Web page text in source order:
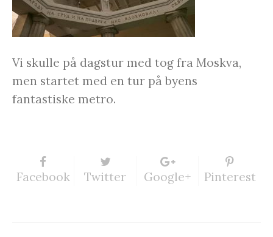
Vi skulle på dagstur med tog fra Moskva,
men startet med en tur på byens
fantastiske metro.
Facebook Twitter Google+ Pinterest